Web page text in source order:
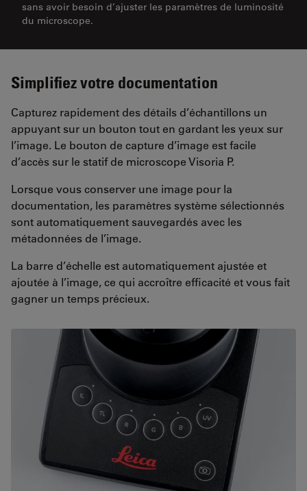
sans avoir besoin d’ajuster les paramètres de luminosité
du microscope.
Simplifiez votre documentation
Capturez rapidement des détails d’échantillons un
appuyant sur un bouton tout en gardant les yeux sur
l’image. Le bouton de capture d’image est facile
d’accès sur le statif de microscope Visoria P.
Lorsque vous conserver une image pour la
documentation, les paramètres système sélectionnés
sont automatiquement sauvegardés avec les
métadonnées de l’image.
La barre d’échelle est automatiquement ajustée et
ajoutée à l’image, ce qui accroître efficacité et vous fait
gagner un temps précieux.